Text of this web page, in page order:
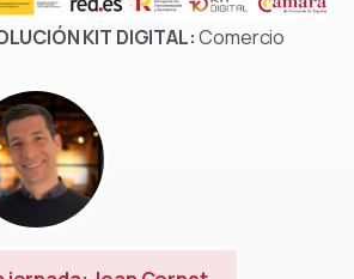
KIT DIGITAL:Comercio